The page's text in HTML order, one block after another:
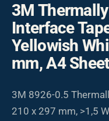
3M
Interface
Yellowish
mm, A4
3M 8926-0.5
210 x 297 mm, >1,5